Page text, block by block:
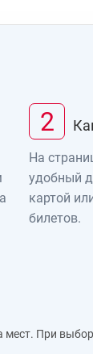
2
На
удобный
картой
билетов.
При